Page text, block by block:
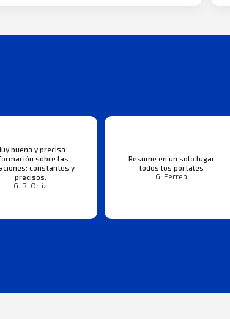
buena y precisa
sobre las
constantes y
precisos.
G. R. Ortiz
Resume en un solo lugar
todos los portales
G. Ferrea